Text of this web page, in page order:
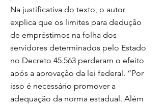
Na justificativa do texto, o autor
explica que os limites para dedução
de empréstimos na folha dos
servidores determinados pelo Estado
no Decreto 45.563 perderam o efeito
após a aprovação da lei federal. “Por
isso é necessário promover a
adequação da norma estadual. Além